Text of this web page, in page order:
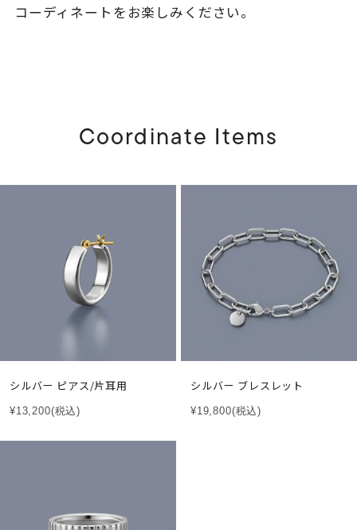
リングサイズ
～
在庫ありのみ すべて表示
コーディネートをお楽しみください。
Coordinate Items
シルバー ピアス/片耳用
¥13,200(税込)
シルバー ブレスレット
¥19,800(税込)